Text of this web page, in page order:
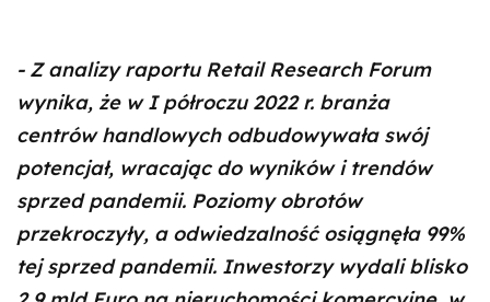
- Z analizy raportu Retail Research Forum
wynika, że w I półroczu 2022 r. branża
centrów handlowych odbudowywała swój
potencjał, wracając do wyników i trendów
sprzed pandemii. Poziomy obrotów
przekroczyły, a odwiedzalność osiągnęła 99%
tej sprzed pandemii. Inwestorzy wydali blisko